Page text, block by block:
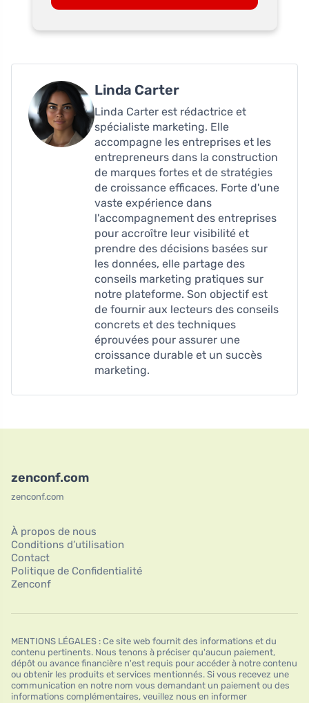
Linda Carter
Linda Carter est rédactrice et
spécialiste marketing. Elle
accompagne les entreprises et les
entrepreneurs dans la construction
de marques fortes et de stratégies
de croissance efficaces. Forte d'une
vaste expérience dans
l'accompagnement des entreprises
pour accroître leur visibilité et
prendre des décisions basées sur
les données, elle partage des
conseils marketing pratiques sur
notre plateforme. Son objectif est
de fournir aux lecteurs des conseils
concrets et des techniques
éprouvées pour assurer une
croissance durable et un succès
marketing.
zenconf.com
zenconf.com
À propos de nous
Conditions d’utilisation
Contact
Politique de Confidentialité
Zenconf
MENTIONS LÉGALES : Ce site web fournit des informations et du
contenu pertinents. Nous tenons à préciser qu'aucun paiement,
dépôt ou avance financière n'est requis pour accéder à notre contenu
ou obtenir les produits et services mentionnés. Si vous recevez une
communication en notre nom vous demandant un paiement ou des
informations complémentaires, veuillez nous en informer